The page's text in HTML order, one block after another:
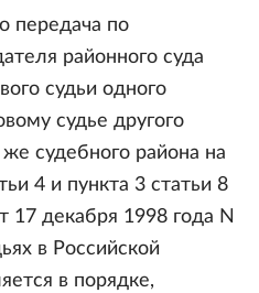
передача по
районного суда
судьи одного
судье другого
же судебного района на
4 и пункта 3 статьи 8
17 декабря 1998 года N
в Российской
в порядке,